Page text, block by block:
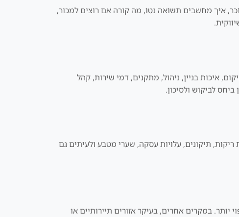
איך מחשבים תשואה נטו, מה קורה אם רוצים למכור,
איכות בניין, ניהול, מתקנים, דמי שירות, קהל
לביקוש ולסיכון.
תיקונים, עלויות עסקה, שערי מטבע ולעיתים גם
במקרים אחרים, בעיקר אזורים תיירותיים או